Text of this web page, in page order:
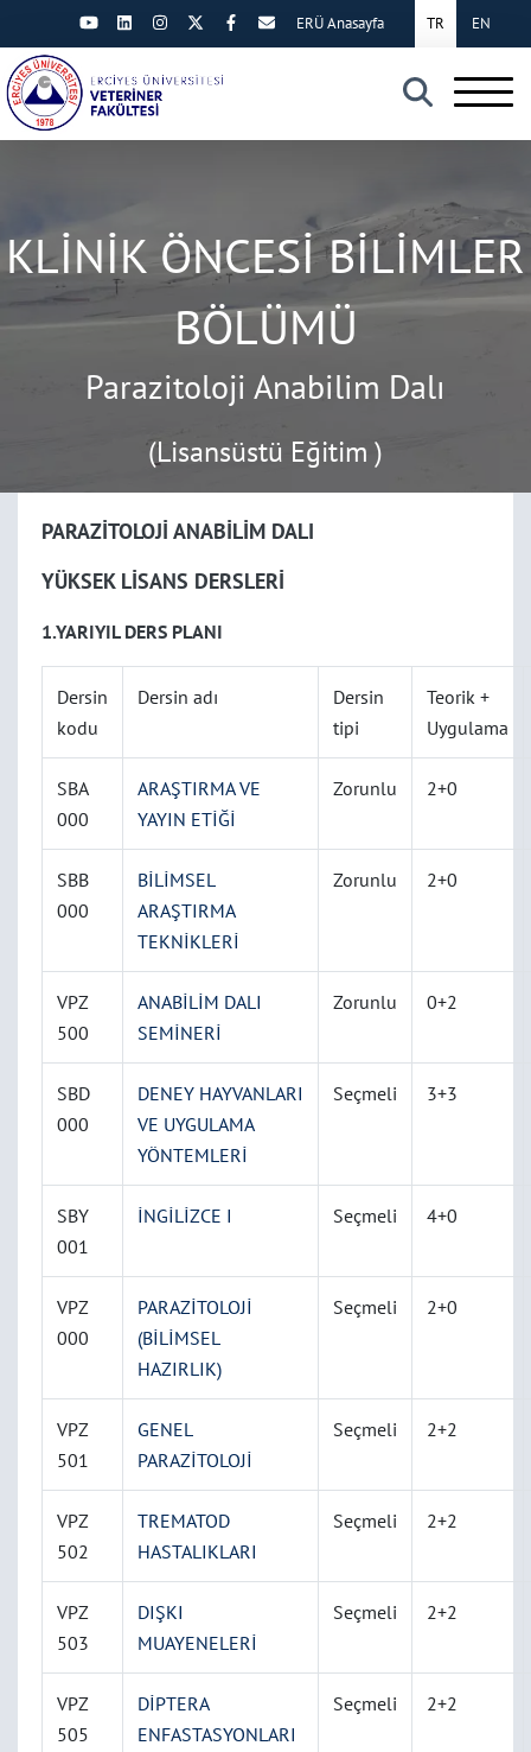
×
TR EN
ERÜ Anasayfa
KLİNİK ÖNCESİ BİLİMLER
BÖLÜMÜ
Parazitoloji Anabilim Dalı
(Lisansüstü Eğitim )
PARAZİTOLOJİ ANABİLİM DALI
YÜKSEK LİSANS DERSLERİ
1.YARIYIL DERS PLANI
Dersin
kodu
Dersin adı
Dersin
tipi
Teorik +
Uygulama
SBA
000
ARAŞTIRMA VE
YAYIN ETİĞİ
Zorunlu 2+0
SBB
000
BİLİMSEL
ARAŞTIRMA
TEKNİKLERİ
Zorunlu 2+0
VPZ
500
ANABİLİM DALI
SEMİNERİ
Zorunlu 0+2
SBD
000
DENEY HAYVANLARI
VE UYGULAMA
YÖNTEMLERİ
Seçmeli 3+3
SBY
001
İNGİLİZCE I Seçmeli 4+0
VPZ
000
PARAZİTOLOJİ
(BİLİMSEL
HAZIRLIK)
Seçmeli 2+0
VPZ
501
GENEL
PARAZİTOLOJİ
Seçmeli 2+2
VPZ
502
TREMATOD
HASTALIKLARI
Seçmeli 2+2
VPZ
503
DIŞKI
MUAYENELERİ
Seçmeli 2+2
VPZ
505
DİPTERA
ENFASTASYONLARI
Seçmeli 2+2